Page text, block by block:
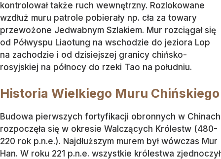
kontrolował także ruch wewnętrzny. Rozlokowane
wzdłuż muru patrole pobierały np. cła za towary
przewożone Jedwabnym Szlakiem. Mur rozciągał się
od Półwyspu Liaotung na wschodzie do jeziora Lop
na zachodzie i od dzisiejszej granicy chińsko-
rosyjskiej na północy do rzeki Tao na południu.
Historia Wielkiego Muru Chińskiego
Budowa pierwszych fortyfikacji obronnych w Chinach
rozpoczęła się w okresie Walczących Królestw (480-
220 rok p.n.e.). Najdłuższym murem był wówczas Mur
Han. W roku 221 p.n.e. wszystkie królestwa zjednoczył